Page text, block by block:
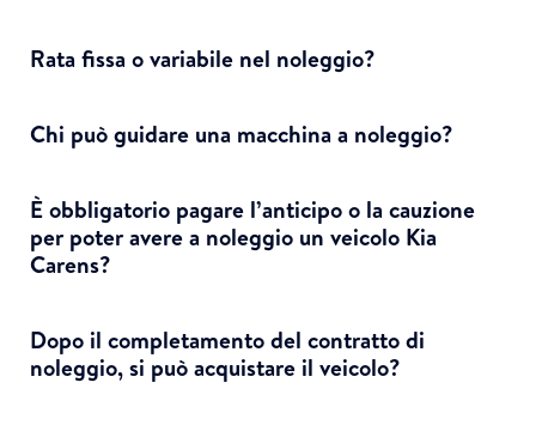
Rata fissa o variabile nel noleggio?
Chi può guidare una macchina a noleggio?
È obbligatorio pagare l’anticipo o la cauzione
per poter avere a noleggio un veicolo Kia
Carens?
Dopo il completamento del contratto di
noleggio, si può acquistare il veicolo?